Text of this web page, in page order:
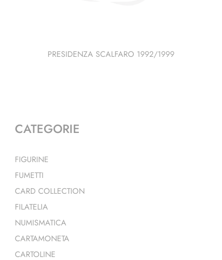
PRESIDENZA SCALFARO 1992/1999
CATEGORIE
FIGURINE
FUMETTI
CARD COLLECTION
FILATELIA
NUMISMATICA
CARTAMONETA
CARTOLINE